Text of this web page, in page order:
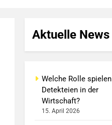
Aktuelle News
Welche Rolle spielen
Detekteien in der
Wirtschaft?
15. April 2026